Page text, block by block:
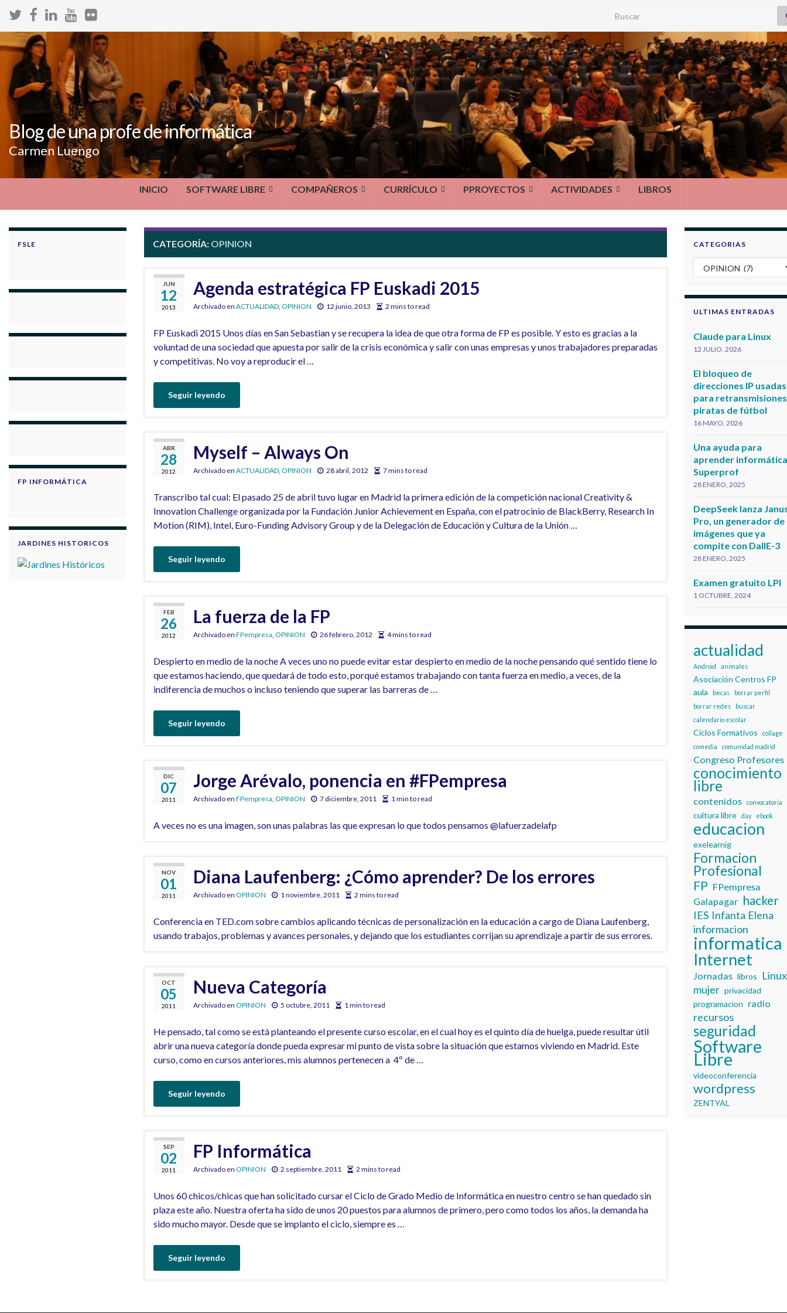
Search for:
Blog de una profe de informática
Carmen Luengo
INICIO SOFTWARE LIBRE COMPAÑEROS CURRÍCULO PPROYECTOS ACTIVIDADES LIBROS
CATEGORÍA: OPINION
JUN
12
2013
Agenda estratégica FP Euskadi 2015
Archivado en ACTUALIDAD, OPINION 12 junio, 2013 2 mins to read
FP Euskadi 2015 Unos días en San Sebastian y se recupera la idea de que otra forma de FP es posible. Y esto es gracias a la
voluntad de una sociedad que apuesta por salir de la crisis económica y salir con unas empresas y unos trabajadores preparadas
y competitivas. No voy a reproducir el …
Seguir leyendo
ABR
28
2012
Myself – Always On
Archivado en ACTUALIDAD, OPINION 28 abril, 2012 7 mins to read
Transcribo tal cual: El pasado 25 de abril tuvo lugar en Madrid la primera edición de la competición nacional Creativity &
Innovation Challenge organizada por la Fundación Junior Achievement en España, con el patrocinio de BlackBerry, Research In
Motion (RIM), Intel, Euro-Funding Advisory Group y de la Delegación de Educación y Cultura de la Unión …
Seguir leyendo
FEB
26
2012
La fuerza de la FP
Archivado en FPempresa, OPINION 26 febrero, 2012 4 mins to read
Despierto en medio de la noche A veces uno no puede evitar estar despierto en medio de la noche pensando qué sentido tiene lo
que estamos haciendo, que quedará de todo esto, porqué estamos trabajando con tanta fuerza en medio, a veces, de la
indiferencia de muchos o incluso teniendo que superar las barreras de …
Seguir leyendo
DIC
07
2011
Jorge Arévalo, ponencia en #FPempresa
Archivado en FPempresa, OPINION 7 diciembre, 2011 1 min to read
A veces no es una imagen, son unas palabras las que expresan lo que todos pensamos @lafuerzadelafp
NOV
01
2011
Diana Laufenberg: ¿Cómo aprender? De los errores
Archivado en OPINION 1 noviembre, 2011 2 mins to read
Conferencia en TED.com sobre cambios aplicando técnicas de personalización en la educación a cargo de Diana Laufenberg,
usando trabajos, problemas y avances personales, y dejando que los estudiantes corrijan su aprendizaje a partir de sus errores.
OCT
05
2011
Nueva Categoría
Archivado en OPINION 5 octubre, 2011 1 min to read
He pensado, tal como se está planteando el presente curso escolar, en el cual hoy es el quinto día de huelga, puede resultar útil
abrir una nueva categoría donde pueda expresar mi punto de vista sobre la situación que estamos viviendo en Madrid. Este
curso, como en cursos anteriores, mis alumnos pertenecen a 4º de …
Seguir leyendo
SEP
02
2011
FP Informática
Archivado en OPINION 2 septiembre, 2011 2 mins to read
Unos 60 chicos/chicas que han solicitado cursar el Ciclo de Grado Medio de Informática en nuestro centro se han quedado sin
plaza este año. Nuestra oferta ha sido de unos 20 puestos para alumnos de primero, pero como todos los años, la demanda ha
sido mucho mayor. Desde que se implanto el ciclo, siempre es …
Seguir leyendo
FSLE
FP INFORMÁTICA
JARDINES HISTORICOS
CATEGORIAS
Categorias
ULTIMAS ENTRADAS
Claude para Linux
12 JULIO, 2026
El bloqueo de
direcciones IP usadas
para retransmisiones
piratas de fútbol
16 MAYO, 2026
Una ayuda para
aprender
Superprof
28 ENERO, 2025
DeepSeek lanza
Pro, un generador de
imágenes que ya
compite con DallE-3
28 ENERO, 2025
Examen gratuito LPI
1 OCTUBRE, 2024
actualidad
Android animales
Asociación Centros FP
aula
becas
borrar perfil
borrar redes
buscar
calendario escolar
Ciclos Formativos
collage
comedia
comunidad madrid
Congreso Profesores
conocimiento
libre
contenidos convocatoria
cultura libre day ebook
educacion
exelearnig
Formacion
Profesional
FP FPempresa
Galapagar hacker
IES Infanta Elena
informacion
informatica
Internet
Jornadas libros
Linux
mujer privacidad
programacion radio
recursos
seguridad
Software
Libre
videoconferencia
wordpress
ZENTYAL